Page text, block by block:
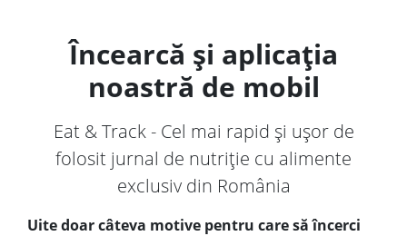
Încearcă și aplicația
noastră de mobil
Eat & Track - Cel mai rapid și ușor de
folosit jurnal de nutriție cu alimente
exclusiv din România
Uite doar câteva motive pentru care să încerci